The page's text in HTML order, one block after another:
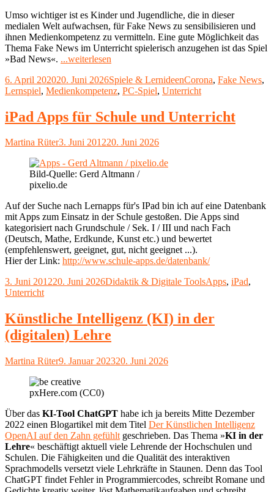
Umso wichtiger ist es Kinder und Jugendliche, die in dieser
medialen Welt aufwachsen, für Fake News zu sensibilisieren und
ihnen Medienkompetenz zu vermitteln. Eine gute Möglichkeit das
Thema Fake News im Unterricht spielerisch anzugehen ist das Spiel
»Bad News«. ...weiterlesen
Spiel
»Bad
Kinder
und
für
Fake
News
sensibilisieren"
Veröffentlicht
am
6. April 202020. Juni 2026Kategorien
Spiele & LernideenSchlagwörter
Corona, Fake News,
Lernspiel, Medienkompetenz, PC-Spiel, Unterricht
iPad Apps für Schule und Unterricht
Autor
Martina RüterVeröffentlicht
3. Juni 201220. Juni 2026
Bild-Quelle: Gerd Altmann /
pixelio.de
Auf der Suche nach Lernapps für's IPad bin ich auf eine Datenbank
mit Apps zum Einsatz in der Schule gestoßen. Die Apps sind
kategorisiert nach Grundschule / Sek. I / III und nach Fach
(Deutsch, Mathe, Erdkunde, Kunst etc.) und bewertet
(empfehlenswert, geeignet, gut, nicht geeignet ...).
Hier der Link: http://www.schule-apps.de/datenbank/
Veröffentlicht
am
3. Juni 201220. Juni 2026Kategorien
Didaktik & Digitale ToolsSchlagwörter
Apps, iPad,
Unterricht
Künstliche Intelligenz (KI) in der
(digitalen) Lehre
Autor
Martina RüterVeröffentlicht
9. Januar 202320. Juni 2026
pxHere.com (CC0)
Über das KI-Tool ChatGPT habe ich ja bereits Mitte Dezember
2022 einen Blogartikel mit dem Titel Der Künstlichen Intelligenz
OpenAI auf den Zahn gefühlt geschrieben. Das Thema »KI in der
Lehre« beschäftigt aktuell viele Lehrende der Hochschulen und
Schulen. Die Fähigkeiten und die Qualität des interaktiven
Sprachmodells versetzt viele Lehrkräfte in Staunen. Denn das Tool
ChatGPT findet Fehler in Programmiercodes, schreibt Romane und